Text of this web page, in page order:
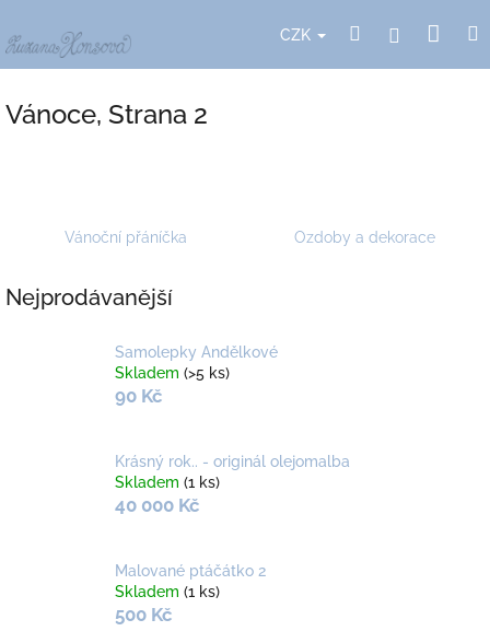
na
obsah
CZK HledatPřihlášení
Vánoce, Strana 2
Vánoční přáníčka Ozdoby a dekorace
Nejprodávanější
Samolepky Andělkové
Skladem (>5 ks)
90 Kč
Krásný rok.. - originál olejomalba
Skladem (1 ks)
40 000 Kč
Malované ptáčátko 2
Skladem (1 ks)
500 Kč